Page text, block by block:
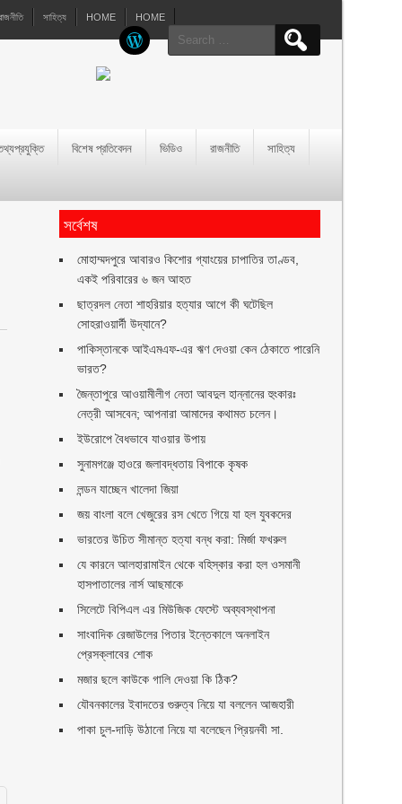
সাহিত্য HOME HOME
Search
for:
বিশেষ প্রতিবেদন ভিডিও রাজনীতি
সাহিত্য
সর্বেশষ
মোহাম্মদপুরে আবারও কিশোর গ্যাংয়ের চাপাতির তাণ্ডব,
একই পরিবারের ৬ জন আহত
ছাত্রদল নেতা শাহরিয়ার হত্যার আগে কী ঘটেছিল
সোহরাওয়ার্দী উদ্যানে?
পাকিস্তানকে আইএমএফ-এর ঋণ দেওয়া কেন ঠেকাতে পারেনি
ভারত?
জৈন্তাপুরে আওয়ামীলীগ নেতা আবদুল হান্নানের হুংকারঃ
নেত্রী আসবেন; আপনারা আমাদের কথামত চলেন।
ইউরোপে বৈধভাবে যাওয়ার উপায়
সুনামগঞ্জে হাওরে জলাবদ্ধতায় বিপাকে কৃষক
লন্ডন যাচ্ছেন খালেদা জিয়া
জয় বাংলা বলে খেজুরের রস খেতে গিয়ে যা হল যুবকদের
ভারতের উচিত সীমান্ত হত্যা বন্ধ করা: মির্জা ফখরুল
যে কারনে আলহারামাইন থেকে বহিস্কার করা হল ওসমানী
হাসপাতালের নার্স আছমাকে
সিলেটে বিপিএল এর মিউজিক ফেস্টে অব্যবস্থাপনা
সাংবাদিক রেজাউলের পিতার ইন্তেকালে অনলাইন
প্রেসক্লাবের শোক
মজার ছলে কাউকে গালি দেওয়া কি ঠিক?
যৌবনকালের ইবাদতের গুরুত্ব নিয়ে যা বললেন আজহারী
পাকা চুল-দাড়ি উঠানো নিয়ে যা বলেছেন প্রিয়নবী সা.